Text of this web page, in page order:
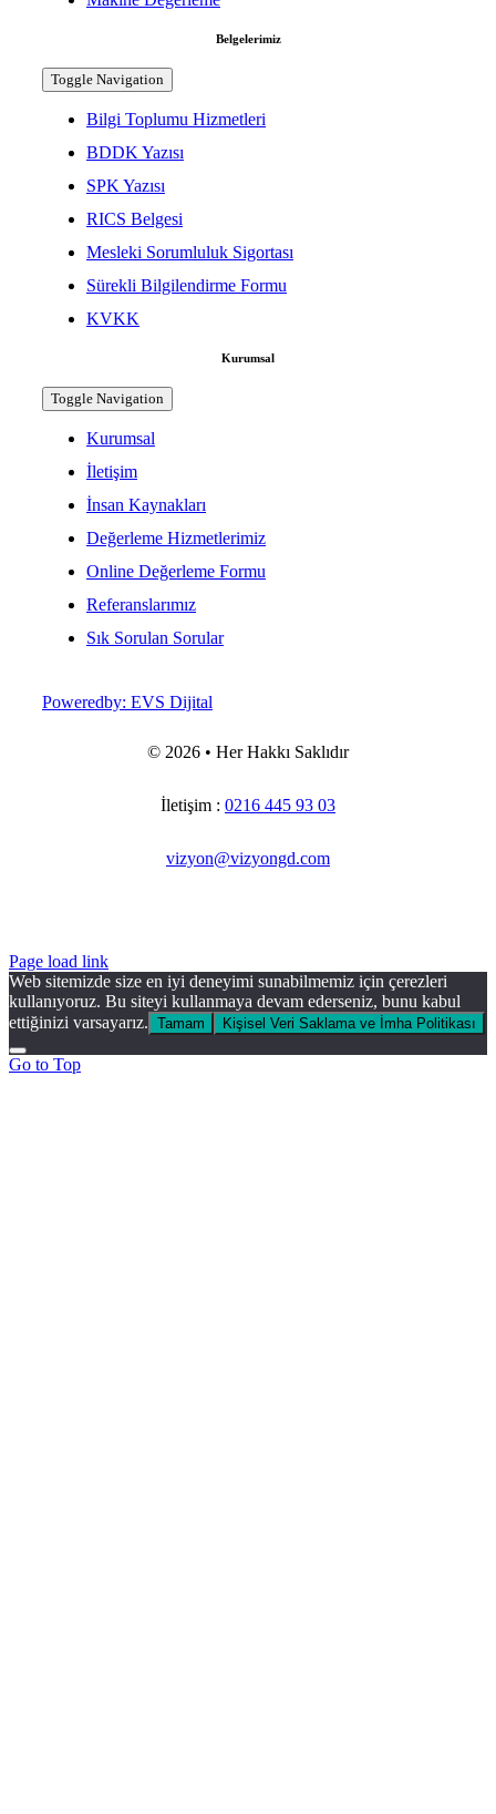
Belgelerimiz
Toggle Navigation
Bilgi Toplumu Hizmetleri
BDDK Yazısı
SPK Yazısı
RICS Belgesi
Mesleki Sorumluluk Sigortası
Sürekli Bilgilendirme Formu
KVKK
Kurumsal
Toggle Navigation
Kurumsal
İletişim
İnsan Kaynakları
Değerleme Hizmetlerimiz
Online Değerleme Formu
Referanslarımız
Sık Sorulan Sorular
Poweredby: EVS Dijital
© 2026 • Her Hakkı Saklıdır
İletişim : 0216 445 93 03
vizyon@vizyongd.com
Page load link
Web sitemizde size en iyi deneyimi sunabilmemiz için çerezleri
kullanıyoruz. Bu siteyi kullanmaya devam ederseniz, bunu kabul
ettiğinizi varsayarız. Tamam Kişisel Veri Saklama ve İmha Politikası
Go to Top